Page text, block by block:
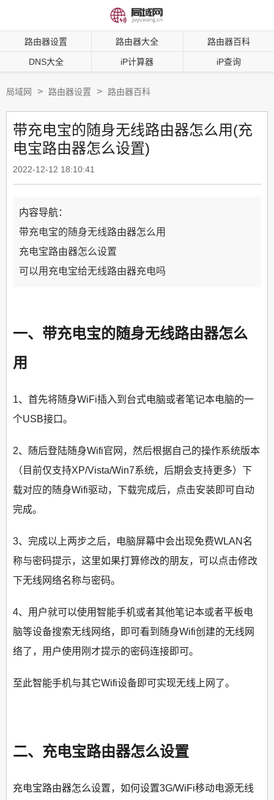
路由器设置 路由器大全 路由器百科
DNS大全 iP计算器 iP查询
局域网 > 路由器设置 > 路由器百科
带充电宝的随身无线路由器怎么用(充
电宝路由器怎么设置)
2022-12-12 18:10:41
内容导航：
带充电宝的随身无线路由器怎么用
充电宝路由器怎么设置
可以用充电宝给无线路由器充电吗
一、带充电宝的随身无线路由器怎么
用
1、首先将随身WiFi插入到台式电脑或者笔记本电脑的一
个USB接口。
2、随后登陆随身Wifi官网，然后根据自己的操作系统版本
（目前仅支持XP/Vista/Win7系统，后期会支持更多）下
载对应的随身Wifi驱动，下载完成后，点击安装即可自动
完成。
3、完成以上两步之后，电脑屏幕中会出现免费WLAN名
称与密码提示，这里如果打算修改的朋友，可以点击修改
下无线网络名称与密码。
4、用户就可以使用智能手机或者其他笔记本或者平板电
脑等设备搜索无线网络，即可看到随身Wifi创建的无线网
络了，用户使用刚才提示的密码连接即可。
至此智能手机与其它Wifi设备即可实现无线上网了。
二、充电宝路由器怎么设置
充电宝路由器怎么设置，如何设置3G/WiFi移动电源无线